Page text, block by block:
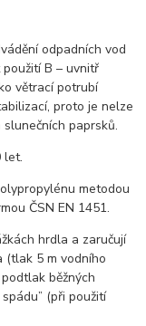
odpadních vod
B – uvnitř
větrací potrubí
proto je nelze
paprsků.
let.
metodou
ČSN EN 1451.
hrdla a zaručují
(tlak 5 m vodního
běžných
(při použití